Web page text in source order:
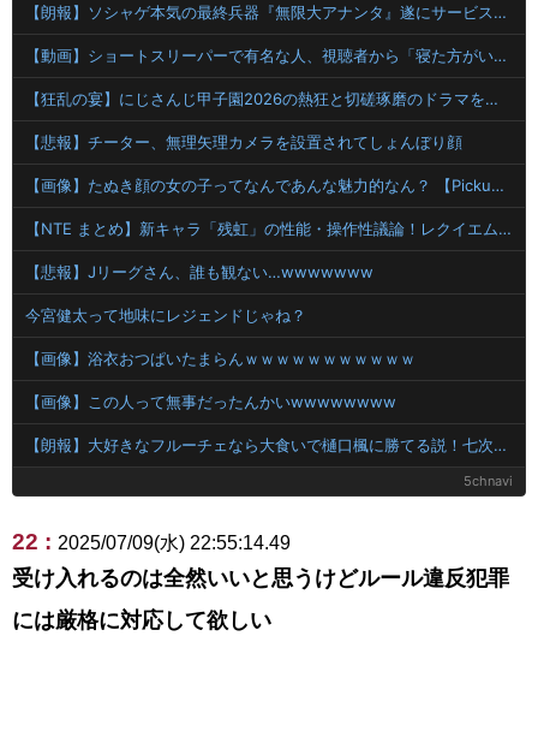
【朗報】ソシャゲ本気の最終兵器『無限大アナンタ』遂にサービス開始へwwww
【動画】ショートスリーパーで有名な人、視聴者から「寝た方がいい」と言われブチギレ
【狂乱の宴】にじさんじ甲子園2026の熱狂と切磋琢磨のドラマを徹底解剖
【悲報】チーター、無理矢理カメラを設置されてしょんぼり顔
【画像】たぬき顔の女の子ってなんであんな魅力的なん？ 【Pickup07091607】
【NTE まとめ】新キャラ「残虹」の性能・操作性議論！レクイエムや真紅との相性やシナジーは？
【悲報】Jリーグさん、誰も観ない…wwwwwww
今宮健太って地味にレジェンドじゃね？
【画像】浴衣おつぱいたまらんｗｗｗｗｗｗｗｗｗｗｗ
【画像】この人って無事だったんかいwwwwwwww
【朗報】大好きなフルーチェなら大食いで樋口楓に勝てる説！七次元生徒会の挑戦「樋口楓 周防サンゴ 緑仙 レオス・ヴィンセント」
5chnavi
22 : 2025/07/09(水) 22:55:14.49
受け入れるのは全然いいと思うけどルール違反犯罪
には厳格に対応して欲しい